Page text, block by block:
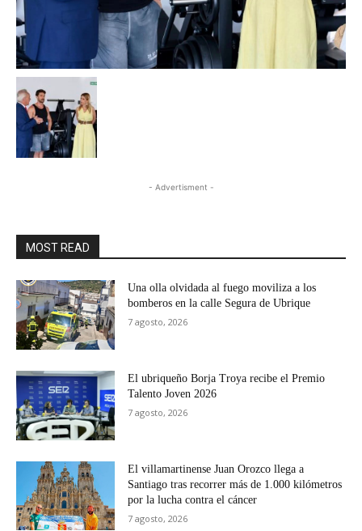
- Advertisment -
MOST READ
Una olla olvidada al fuego moviliza a los
bomberos en la calle Segura de Ubrique
7 agosto, 2026
El ubriqueño Borja Troya recibe el Premio
Talento Joven 2026
7 agosto, 2026
El villamartinense Juan Orozco llega a
Santiago tras recorrer más de 1.000 kilómetros
por la lucha contra el cáncer
7 agosto, 2026